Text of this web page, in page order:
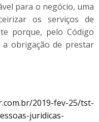
para o negócio, uma
os serviços de
porque, pelo Código
obrigação de prestar
2019-fev-25/tst-
juridicas-